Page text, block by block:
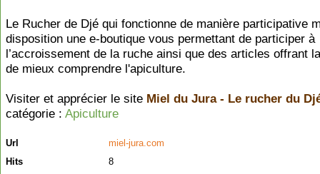
Le Rucher de Djé qui fonctionne de manière participative
disposition une e-boutique vous permettant de participer à
l’accroissement de la ruche ainsi que des articles offrant
de mieux comprendre l'apiculture.
Visiter et apprécier le site Miel du Jura - Le rucher du
catégorie : Apiculture
Url
miel-jura.com
Hits
8